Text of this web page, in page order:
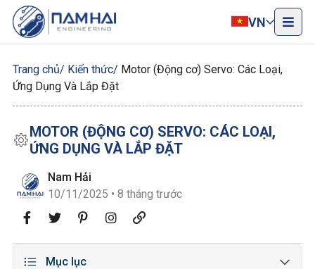
VN
Trang chủ Kiến thức
Motor (Động cơ) Servo: Các Loại,
Ứng Dụng Và Lắp Đặt
MOTOR (ĐỘNG CƠ) SERVO: CÁC LOẠI,
ỨNG DỤNG VÀ LẮP ĐẶT
Nam Hải
10/11/2025 • 8 tháng trước
Mục lục